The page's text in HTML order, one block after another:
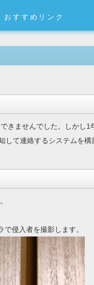
おすすめリンク
きませんでした。しかし1
して連絡するシステムを構
侵入者を撮影します。